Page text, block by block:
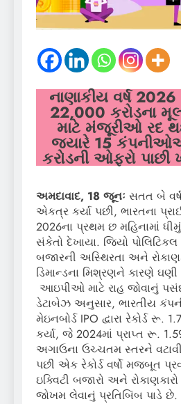
નાણાકીય વર્ષ
22,000 કરોડના
માટે મંજૂરીઓ રદ
જ્યારે 15
કરોડની ઓફરો પાછી
અમદાવાદ, 18 જૂનઃ સતત બે
એકત્ર કર્યા પછી, ભારતના
2026ના પ્રથમ છ મહિનામાં
સંકેતો દેખાયા. જિયો
બજારની અસ્થિરતા અને
ડિમાન્ડના મિશ્રણને કારણે
આઇપીઓ માટે રાહ જોવાનું
ડેટાબેઝ અનુસાર, ભારતીય
મેઇનબોર્ડ IPO દ્વારા રેકોર્ડ રૂ.
કર્યા, જે 2024માં પ્રાપ્ત રૂ.
અગાઉના ઉચ્ચતમ સ્તરને
પછી એક રેકોર્ડ વર્ષો મજબૂત
ઇક્વિટી બજારો અને
જોખમ લેવાનું પ્રતિબિંબ પાડે છે.